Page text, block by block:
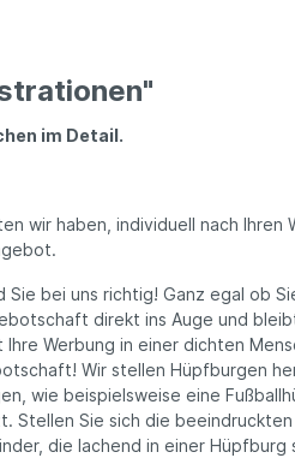
im Detail.
wir haben, individuell nach Ihren
bei uns richtig! Ganz egal ob
direkt ins Auge und
Werbung in einer dichten
Wir stellen Hüpfburgen
wie beispielsweise eine
Stellen Sie sich die
die lachend in einer